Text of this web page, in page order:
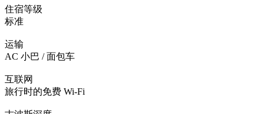
住宿等级
标准
运输
AC 小巴 / 面包车
互联网
旅行时的免费 Wi-Fi